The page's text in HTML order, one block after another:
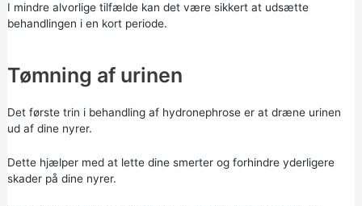
I mindre alvorlige tilfælde kan det være sikkert at udsætte
behandlingen i en kort periode.
Tømning af urinen
Det første trin i behandling af hydronephrose er at dræne urinen
ud af dine nyrer.
Dette hjælper med at lette dine smerter og forhindre yderligere
skader på dine nyrer.